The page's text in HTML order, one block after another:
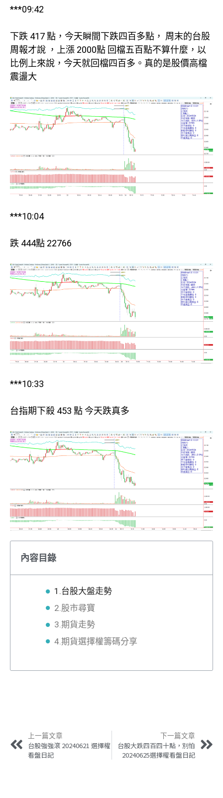
***09:42
下跌 417 點，今天瞬間下跌四百多點， 周末的台股
周報才說 ，上漲 2000點 回檔五百點不算什麼，以
比例上來說，今天就回檔四百多。真的是股價高檔
震盪大
***10:04
跌 444點 22766
***10:33
台指期下殺 453 點 今天跌真多
內容目錄
1.台股大盤走勢
2.股市尋寶
3.期貨走勢
4.期貨選擇權籌碼分享
上一篇文章
台股強強滾 20240621 選擇權
看盤日記
下一篇文章
台股大跌四百四十點，別怕
20240625選擇權看盤日記